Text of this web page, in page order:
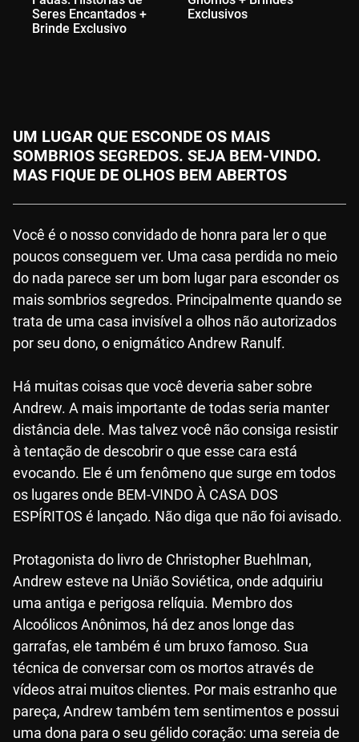
Seres Encantados +
Brinde Exclusivo
Exclusivos
UM LUGAR QUE ESCONDE OS MAIS
SOMBRIOS SEGREDOS. SEJA BEM-VINDO.
MAS FIQUE DE OLHOS BEM ABERTOS
Você é o nosso convidado de honra para ler o que
poucos conseguem ver. Uma casa perdida no meio
do nada parece ser um bom lugar para esconder os
mais sombrios segredos. Principalmente quando se
trata de uma casa invisível a olhos não autorizados
por seu dono, o enigmático Andrew Ranulf.
Há muitas coisas que você deveria saber sobre
Andrew. A mais importante de todas seria manter
distância dele. Mas talvez você não consiga resistir
à tentação de descobrir o que esse cara está
evocando. Ele é um fenômeno que surge em todos
os lugares onde BEM-VINDO À CASA DOS
ESPÍRITOS é lançado. Não diga que não foi avisado.
Protagonista do livro de Christopher Buehlman,
Andrew esteve na União Soviética, onde adquiriu
uma antiga e perigosa relíquia. Membro dos
Alcoólicos Anônimos, há dez anos longe das
garrafas, ele também é um bruxo famoso. Sua
técnica de conversar com os mortos através de
vídeos atrai muitos clientes. Por mais estranho que
pareça, Andrew também tem sentimentos e possui
uma dona para o seu gélido coração: uma sereia de